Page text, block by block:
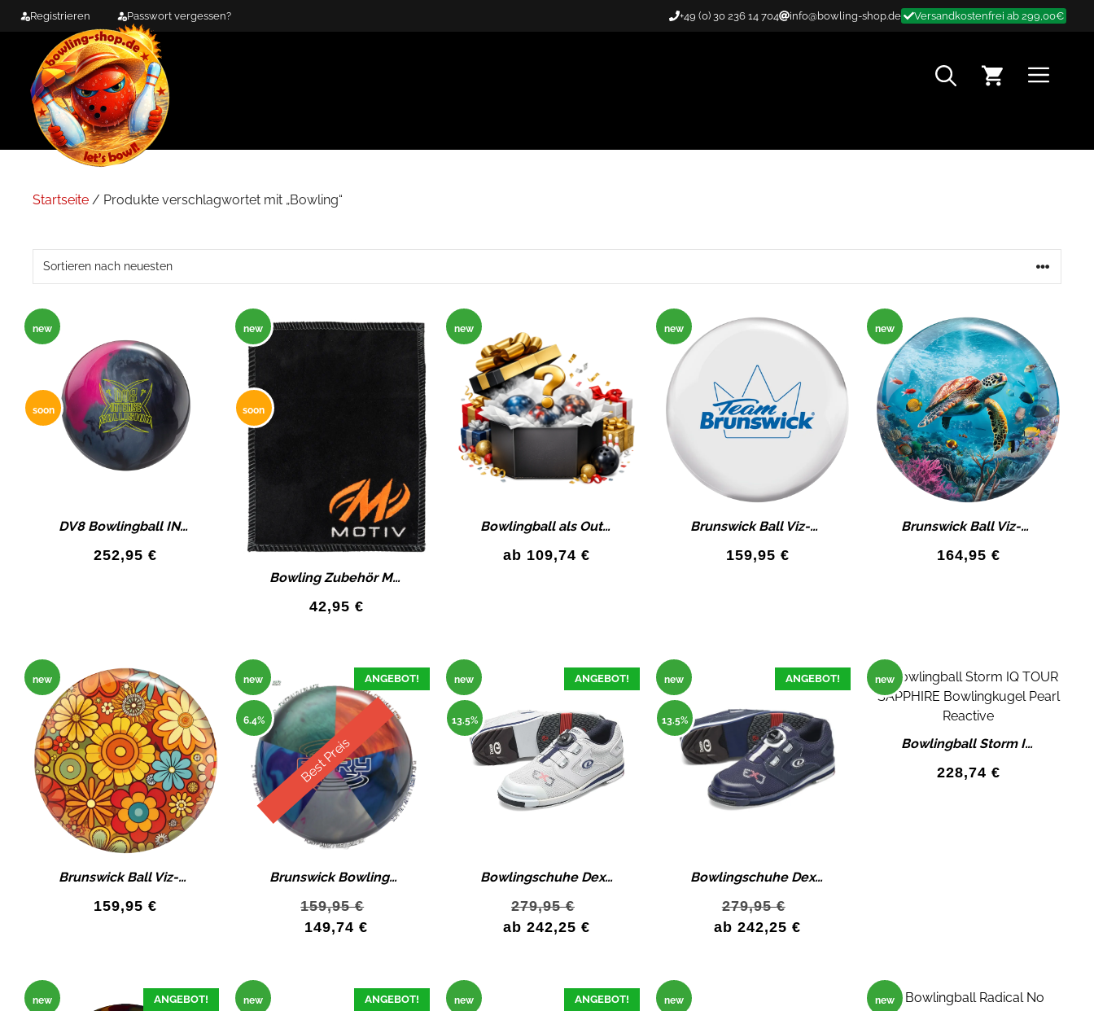
Zum
springen
+49 (0) 30 236 14 704 info@bowling-shop.de Versandkostenfrei ab 299,00€
Registrieren Passwort vergessen?
MENÜ
Startseite / Produkte verschlagwortet mit „Bowling“
new
soon
DV8 Bowlingball INTENSE COLLISION Bowlingkugel HK22C Havoc Pearl
252,95€
new
soon
Bowling Zubehör Motiv Magnetix Shammy – schwarz/orange Bowlingzubehör
42,95 €
new
Bowlingball als Outlet Deals Überraschungspaket Bowling Bowlingkugel
ab 109,74€
new
Brunswick Ball Viz-A-Ball WHITE TEAM Bowlingkugel Limited Edition
159,95 €
new
Brunswick Ball Viz-A-Ball SEA TURTLE Bowlingkugel Limited Edition
164,95 €
new
Brunswick Ball Viz-A-Ball RETRO FLOWERS Bowlingkugel Limited Edition
159,95€
ANGEBOT!
Best Preis
6.4%
new
Brunswick Bowlingball Fury All Color im Mix Bowlingball Angebot
159,95€
149,74€
ANGEBOT!
13.5%
new
Bowlingschuhe Dexter SST 8 Power Frame BOA EJ GREY Bowling Schuhe
279,95€
ab242,25€
ANGEBOT!
13.5%
new
Bowlingschuhe Dexter SST 8 Power Frame BOA EJ NAVY Bowling Schuhe
279,95€
ab242,25€
new
Bowlingball Storm IQ TOUR SAPPHIRE Bowlingkugel Pearl Reactive
228,74 €
ANGEBOT!
new ANGEBOT!
new ANGEBOT!
new new new